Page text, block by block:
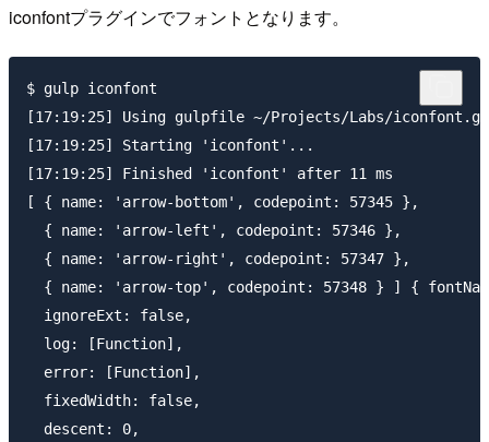
iconfontプラグインでフォントとなります。
$ gulp iconfont
[17:19:25] Using gulpfile ~/Projects/Labs/
[17:19:25] Starting 'iconfont'...
[17:19:25] Finished 'iconfont' after 11 ms
[ { name: 'arrow-bottom', codepoint: 57345 },
  { name: 'arrow-left', codepoint: 57346 },
  { name: 'arrow-right', codepoint: 57347 },
{ name: 'arrow-top', codepoint: 57348 } ] {
  ignoreExt: false,
  log: [Function],
  error: [Function],
  fixedWidth: false,
  descent: 0,